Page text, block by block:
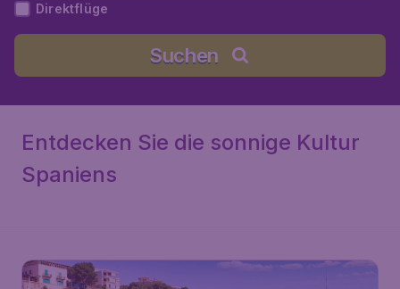
Direktflüge
Suchen
Entdecken Sie die sonnige Kultur
Spaniens